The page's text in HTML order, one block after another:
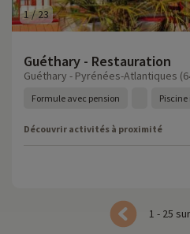
1/23
Guéthary - Restauration
Guéthary - Pyrénées-Atlantiques
Formule avec pension
Découvrir activités à proximité
1 - 25